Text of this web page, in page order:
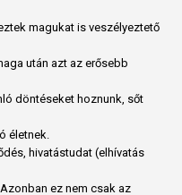
magukat is veszélyeztető
után azt az erősebb
döntéseket hoznunk, sőt
életnek.
hivatástudat (elhívatás
ez nem csak az